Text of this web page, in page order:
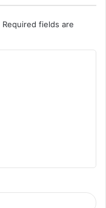
Required fields are